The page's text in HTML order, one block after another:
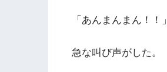
「あんまんまん！！」
急な叫び声がした。